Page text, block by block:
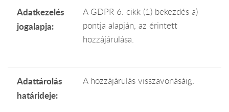
Adatkezelés
jogalapja:
A GDPR 6. cikk (1) bekezdés a)
pontja alapján, az érintett
hozzájárulása.
Adattárolás
határideje:
A hozzájárulás visszavonásáig.